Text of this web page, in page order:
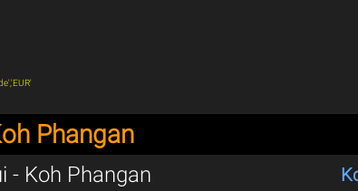
Phangan
- Koh Phangan